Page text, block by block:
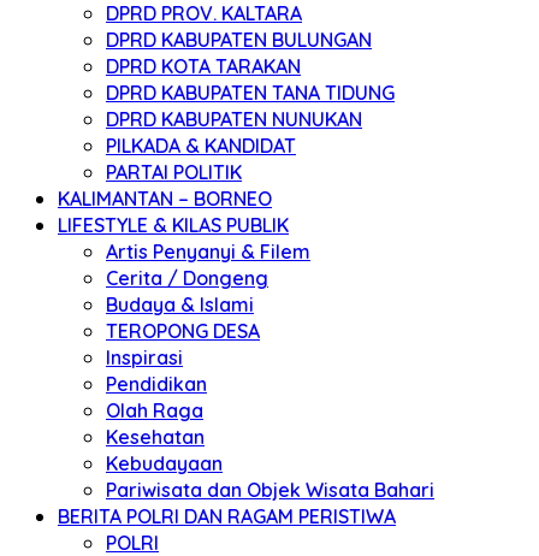
DPRD PROV. KALTARA
DPRD KABUPATEN BULUNGAN
DPRD KOTA TARAKAN
DPRD KABUPATEN TANA TIDUNG
DPRD KABUPATEN NUNUKAN
PILKADA & KANDIDAT
PARTAI POLITIK
KALIMANTAN – BORNEO
LIFESTYLE & KILAS PUBLIK
Artis Penyanyi & Filem
Cerita / Dongeng
Budaya & Islami
TEROPONG DESA
Inspirasi
Pendidikan
Olah Raga
Kesehatan
Kebudayaan
Pariwisata dan Objek Wisata Bahari
BERITA POLRI DAN RAGAM PERISTIWA
POLRI